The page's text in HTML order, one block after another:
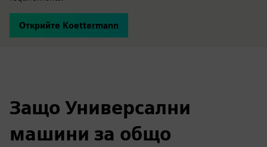
Открийте Koettermann
Защо Универсални
машини за общо